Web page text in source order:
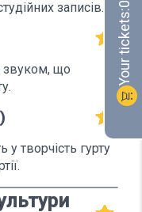
записів.
звуком, що
творчість гурту
shopping_cart
Your tickets:
0